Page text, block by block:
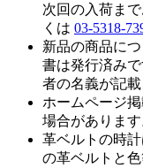
次回の入荷ま
くは 03-5318-
新品の商品に
書は発行済み
者の名義が記
ホームページ
場合があります
革ベルトの時
の革ベルトと